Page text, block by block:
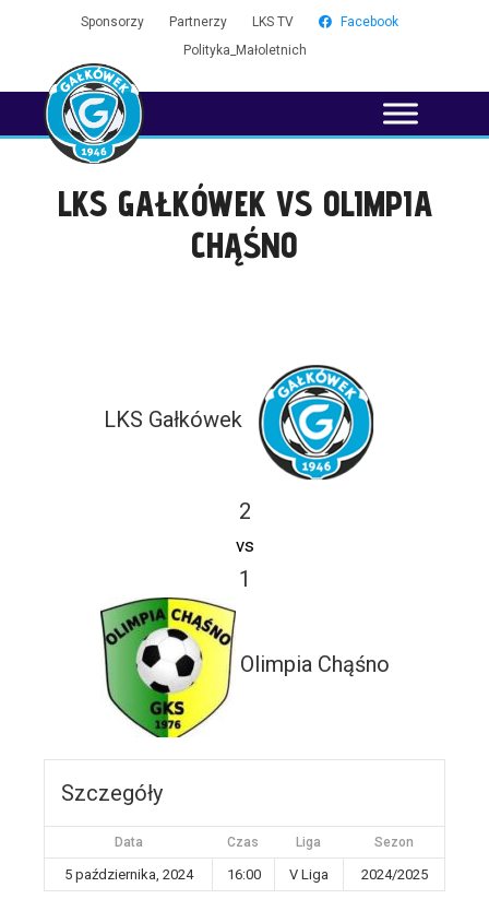
Sponsorzy Partnerzy LKS TV
Facebook
Polityka_Małoletnich
LKS GAŁKÓWEK VS OLIMPIA
CHĄŚNO
LKS Gałkówek
2
vs
1
Olimpia Chąśno
Szczegóły
Data Czas Liga Sezon
5 października, 2024 16:00 V Liga 2024/2025